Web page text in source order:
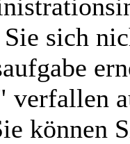
sich
verfallen
können